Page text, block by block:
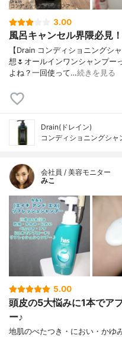
3.00
風呂キャンセル界隈必見！
【Drain コンディショニングシ
想🌷オールインワンシャンプー
よね？一回使って…続きを見る
Drain(ドレイン)
コンディショニングシャ
会社員 / 美容モニター
みこ
5.00
頭皮の5大悩みに1本でア
ー♪
地肌のべたつき・におい・かゆ